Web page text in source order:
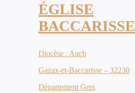
ÉGLISE
BACCARISSE
Diocèse : Auch
Gazax-et-Baccarisse – 32230
Département Gers